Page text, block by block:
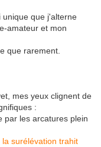
unique que j'alterne
amateur et mon
que rarement.
mes yeux clignent de
:
par les arcatures plein
la surélévation trahit